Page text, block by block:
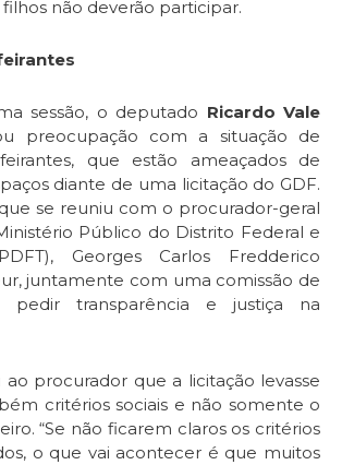
filhos não deverão participar.
sessão, o deputado Ricardo Vale
preocupação com a situação de
que estão ameaçados de
diante de uma licitação do GDF.
se reuniu com o procurador-geral
Público do Distrito Federal e
Georges Carlos Fredderico
juntamente com uma comissão de
pedir transparência e justiça na
procurador que a licitação levasse
critérios sociais e não somente o
“Se não ficarem claros os critérios
o que vai acontecer é que muitos